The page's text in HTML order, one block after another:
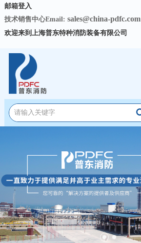
邮箱登入
技术销售中心Email: sales@china-pdfc.com
欢迎来到上海普东特种消防装备有限公司